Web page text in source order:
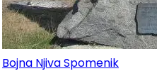
Bojna Njiva Spomenik